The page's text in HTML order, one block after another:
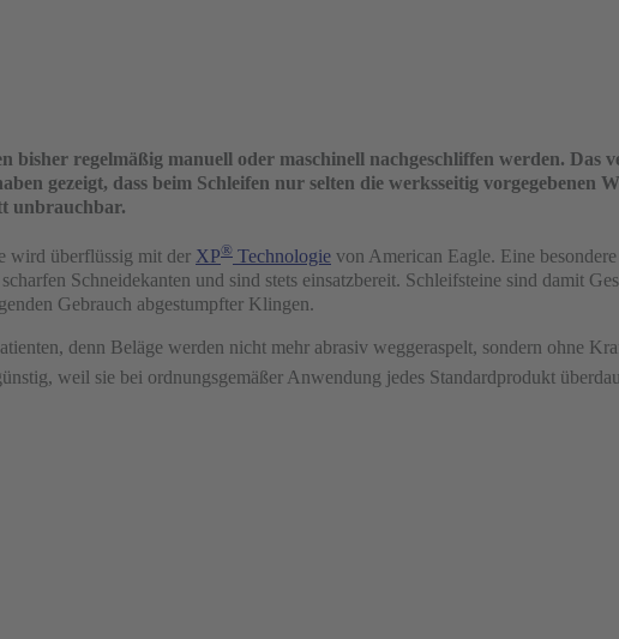
bisher regelmäßig manuell oder maschinell nachgeschliffen werden.
gezeigt, dass beim Schleifen nur selten die werksseitig
unbrauchbar.
wird überflüssig mit der XP® Technologie von American Eagle. Eine
Schneidekanten und sind stets einsatzbereit. Schleifsteine sind damit
Gebrauch abgestumpfter Klingen.
denn Beläge werden nicht mehr abrasiv weggeraspelt, sondern ohne
weil sie bei ordnungsgemäßer Anwendung jedes Standardprodukt